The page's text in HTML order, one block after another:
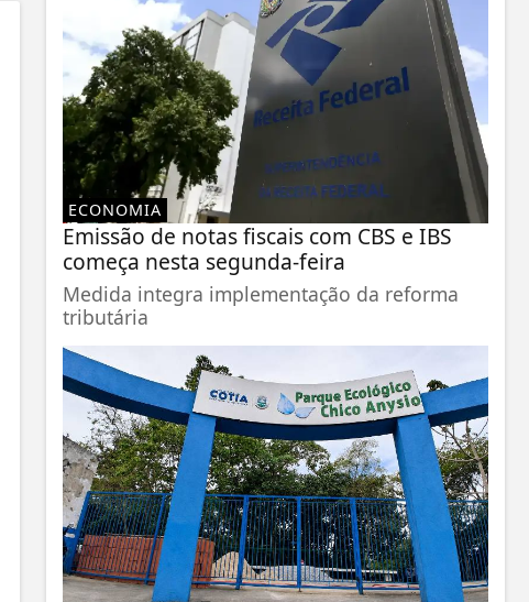
ECONOMIA
Emissão de notas fiscais com CBS e IBS
começa nesta segunda-feira
Medida integra implementação da reforma
tributária